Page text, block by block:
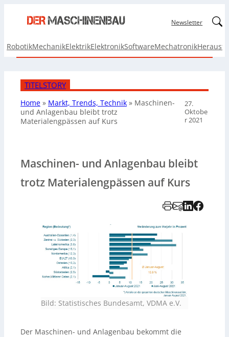
Newsletter
RobotikMechanikElektrikElektronikSoftwareMechatronik
TITELSTORY
Home » Markt, Trends, Technik » Maschinen-
und Anlagenbau bleibt trotz
Materialengpässen auf Kurs
27.
Oktobe
r 2021
Maschinen- und Anlagenbau bleibt
trotz Materialengpässen auf Kurs
Bild: Statistisches Bundesamt, VDMA e.V.
Der Maschinen- und Anlagenbau bekommt die